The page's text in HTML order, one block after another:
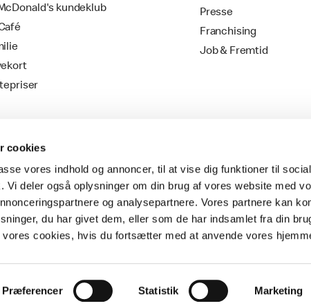
cookies
vores indhold og annoncer, til at vise dig funktioner til
Vi deler også oplysninger om din brug af vores website med
og analysepartnere. Vores partnere kan
du har givet dem, eller som de har indsamlet fra din
cookies, hvis du fortsætter med at anvende vores
Præferencer Statistik Marketing
kundeklub
Presse
Franchising
Job & Fremtid
Vilkår & Betingelser